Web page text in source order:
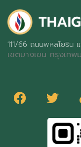
111/66 ถนนพหลโยธิน
เขตบางเขน กรุงเท